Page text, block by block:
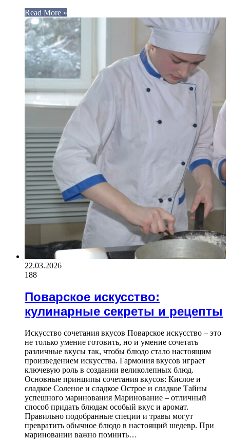
Read More »
22.03.2026
188
Поварское искусство:
кулинарные секреты и рецепты
Искусство сочетания вкусов Поварское искусство – это
не только умение готовить, но и умение сочетать
различные вкусы так, чтобы блюдо стало настоящим
произведением искусства. Гармония вкусов играет
ключевую роль в создании великолепных блюд.
Основные принципы сочетания вкусов: Кислое и
сладкое Соленое и сладкое Острое и сладкое Тайны
успешного маринования Маринование – отличный
способ придать блюдам особый вкус и аромат.
Правильно подобранные специи и травы могут
превратить обычное блюдо в настоящий шедевр. При
мариновании важно помнить…